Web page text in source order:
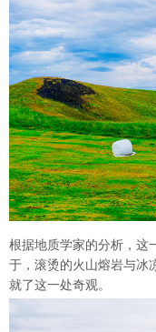
根据地质学家的分析，这
于，滚烫的火山熔岩与冰
就了这一处奇观。